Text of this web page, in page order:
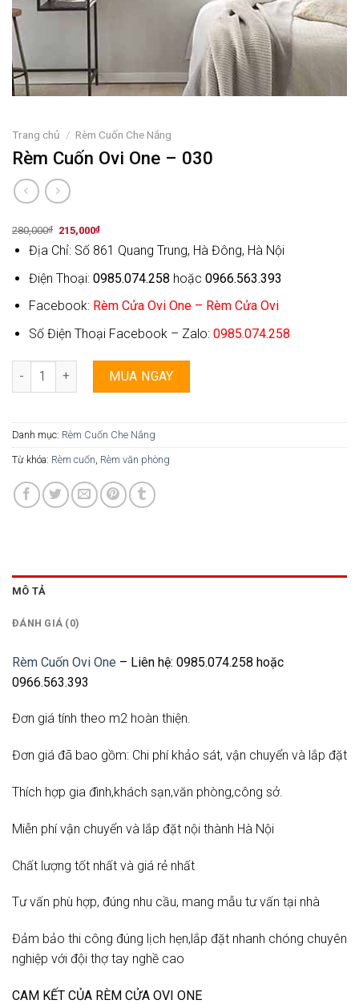
Trang chủ / Rèm Cuốn Che Nắng
Rèm Cuốn Ovi One – 030
280,000₫
Original
price
was:
215,000₫Current
is:
215,000₫.
Địa Chỉ: Số 861 Quang Trung, Hà Đông, Hà Nội
Điện Thoại: 0985.074.258 hoặc 0966.563.393
Facebook: Rèm Cửa Ovi One – Rèm Cửa Ovi
Số Điện Thoại Facebook – Zalo: 0985.074.258
Rèm Cuốn Ovi One - 030 số lượng
MUA NGAY
Danh mục: Rèm Cuốn Che Nắng
Từ khóa: Rèm cuốn Rèm văn phòng
MÔ TẢ
ĐÁNH GIÁ (0)
Rèm Cuốn Ovi One – Liên hệ: 0985.074.258 hoặc
0966.563.393
Đơn giá tính theo m2 hoàn thiện.
Đơn giá đã bao gồm: Chi phí khảo sát, vận chuyển và lắp đặt
Thích hợp gia đình,khách sạn,văn phòng,công sở.
Miễn phí vận chuyển và lắp đặt nội thành Hà Nội
Chất lượng tốt nhất và giá rẻ nhất
Tư vấn phù hợp, đúng nhu cầu, mang mẫu tư vấn tại nhà
Đảm bảo thi công đúng lịch hẹn,lắp đặt nhanh chóng chuyên
nghiệp với đội thợ tay nghề cao
CAM KẾT CỦA RÈM CỬA OVI ONE